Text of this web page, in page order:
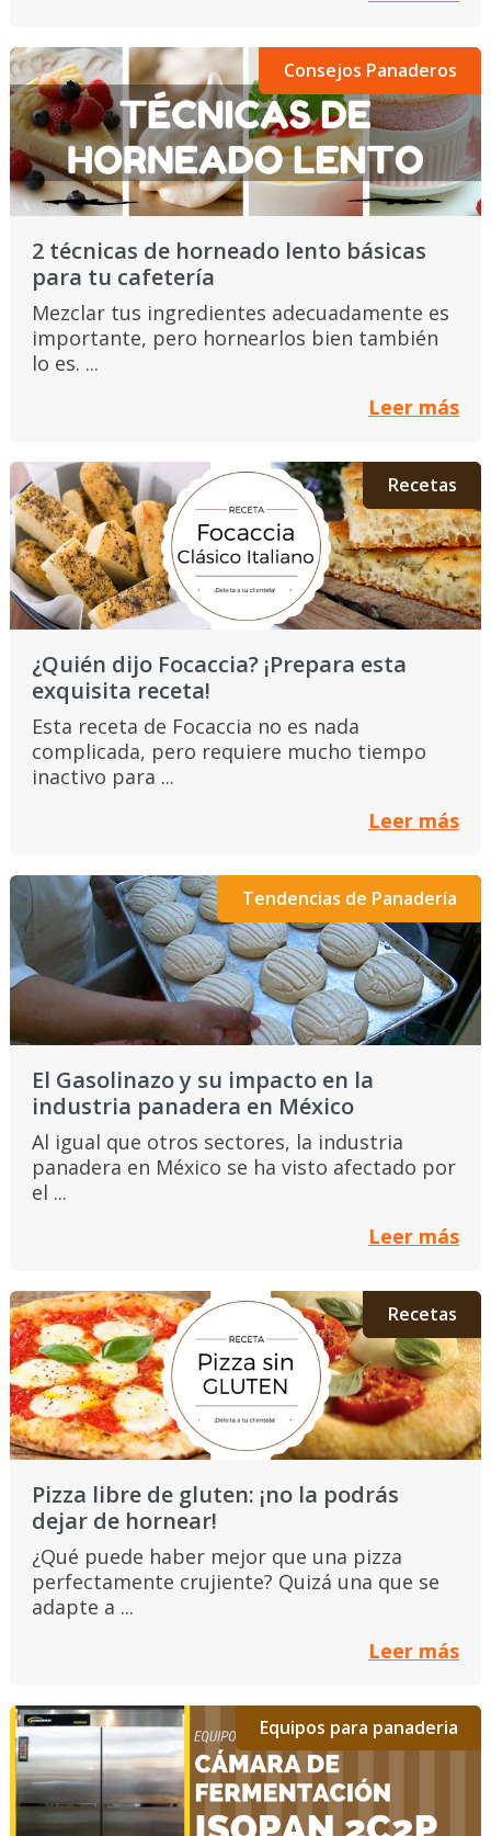
Consejos Panaderos
2 técnicas de horneado lento básicas
para tu cafetería
Mezclar tus ingredientes adecuadamente es
importante, pero hornearlos bien también
lo es. ...
Leer más
Recetas
¿Quién dijo Focaccia? ¡Prepara esta
exquisita receta!
Esta receta de Focaccia no es nada
complicada, pero requiere mucho tiempo
inactivo para ...
Leer más
Tendencias de Panadería
El Gasolinazo y su impacto en la
industria panadera en México
Al igual que otros sectores, la industria
panadera en México se ha visto afectado por
el ...
Leer más
Recetas
Pizza libre de gluten: ¡no la podrás
dejar de hornear!
¿Qué puede haber mejor que una pizza
perfectamente crujiente? Quizá una que se
adapte a ...
Leer más
Equipos para panaderia